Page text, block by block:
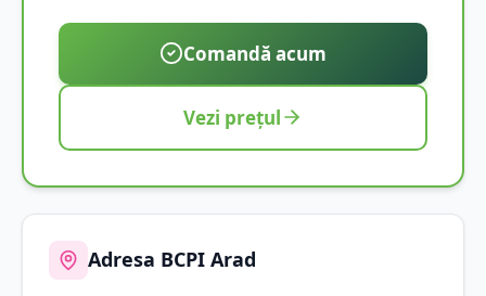
Comandă acum
Vezi prețul
Adresa BCPI Arad